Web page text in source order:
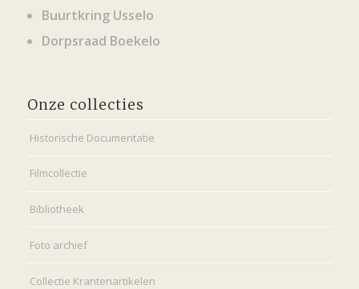
Buurtkring Usselo
Dorpsraad Boekelo
Onze collecties
Historische Documentatie
Filmcollectie
Bibliotheek
Foto archief
Collectie Krantenartikelen